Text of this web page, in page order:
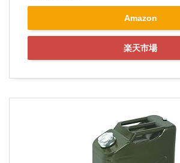
Amazon
楽天市場